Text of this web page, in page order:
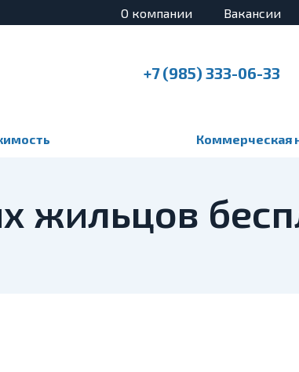
О компании Вакансии
+7 (985) 333-06-33
Коммерческая
жильцов